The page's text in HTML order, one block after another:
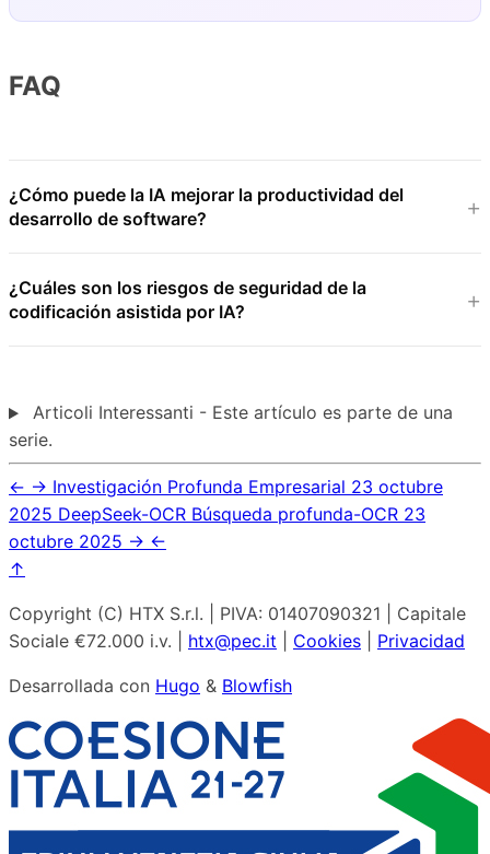
FAQ
¿Cómo puede la IA mejorar la productividad del
desarrollo de software?
¿Cuáles son los riesgos de seguridad de la
codificación asistida por IA?
Articoli Interessanti - Este artículo es parte de una
serie.
← → Investigación Profunda Empresarial 23 octubre
2025 DeepSeek-OCR Búsqueda profunda-OCR 23
octubre 2025 → ←
↑
Copyright (C) HTX S.r.l. | PIVA: 01407090321 | Capitale
Sociale €72.000 i.v. | htx@pec.it Cookies Privacidad
Desarrollada con Hugo & Blowfish